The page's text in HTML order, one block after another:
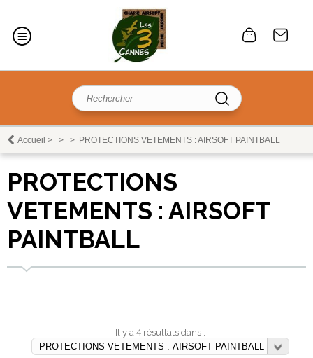
Accueil > > > PROTECTIONS VETEMENTS : AIRSOFT PAINTBALL
PROTECTIONS
VETEMENTS : AIRSOFT
PAINTBALL
Il y a 4 résultats dans :